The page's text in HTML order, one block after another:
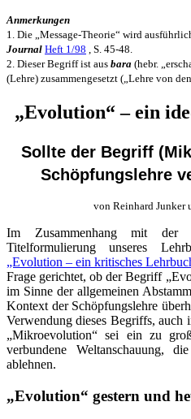
Anmerkungen
1. Die „Message-Theorie“ wird
Journal Heft 1/98 , S. 45-48.
2. Dieser Begriff ist aus bara (hebr.
(Lehre) zusammengesetzt („Lehre von
„Evolution“ – ein
Sollte der Begriff
Schöpfungslehre
von Reinhard
Im Zusammenhang mit der
Titelformulierung unseres
„Evolution – ein kritisches
Frage gerichtet, ob der Begriff
im Sinne der allgemeinen
Kontext der Schöpfungslehre
Verwendung dieses Begriffs, auch
„Mikroevolution“ sei ein zu
verbundene Weltanschauung,
ablehnen.
„Evolution“ gestern und